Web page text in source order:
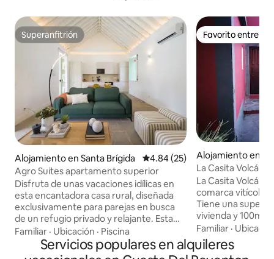
Superanfitrión
Superanfitrión
Alojamiento en Santa Brígida Calificación promedio: 4.84 de
4.84 (25)
Agro Suites apartamento superior
Disfruta de unas vacaciones idílicas en
esta encantadora casa rural, diseñada
exclusivamente para parejas en busca
de un refugio privado y relajante. Esta
casa rural te brinda la oportunidad de
escapar del bullicio de la ciudad y
sumergirte en un oasis de tranquilidad.
Familiar · Ubicación · Piscina
Favorito entre
Favorito entre
Alojamiento en
Gran Canaria
La Casita Volcán
La Casita Volcán
comarca vitícola
Tiene una
vivienda y 100m2
Dispone de dos
cama de
camas
Familiar ·
Servicios populares en alquileres